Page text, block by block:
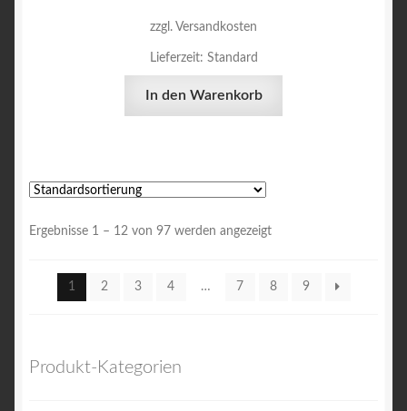
zzgl. Versandkosten
Lieferzeit: Standard
In den Warenkorb
Ergebnisse 1 – 12 von 97 werden angezeigt
1 2 3 4 … 7 8 9
Produkt-Kategorien